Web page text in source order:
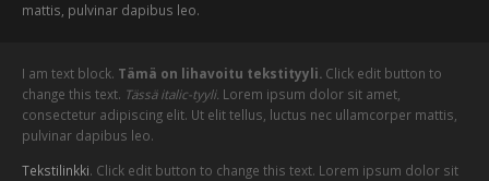
mattis, pulvinar dapibus leo.
I am text block. Tämä on lihavoitu tekstityyli. Click edit button to
change this text. Tässä italic-tyyli. Lorem ipsum dolor sit amet,
consectetur adipiscing elit. Ut elit tellus, luctus nec ullamcorper mattis,
pulvinar dapibus leo.
Tekstilinkki. Click edit button to change this text. Lorem ipsum dolor sit